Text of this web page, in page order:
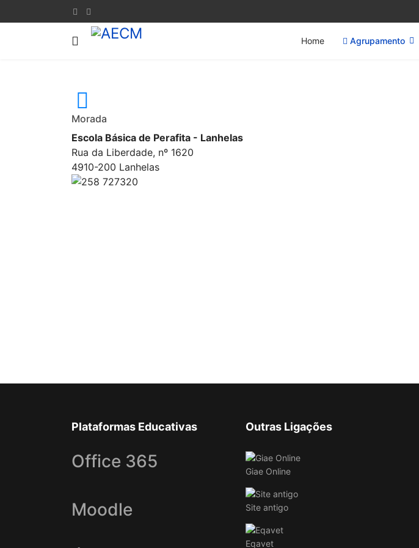
Home Agrupamento
Morada
Escola Básica de Perafita - Lanhelas
Rua da Liberdade, nº 1620
4910-200 Lanhelas
258 727320
Plataformas Educativas
Office 365
Moodle
Outras Ligações
Giae Online
Site antigo
Eqavet